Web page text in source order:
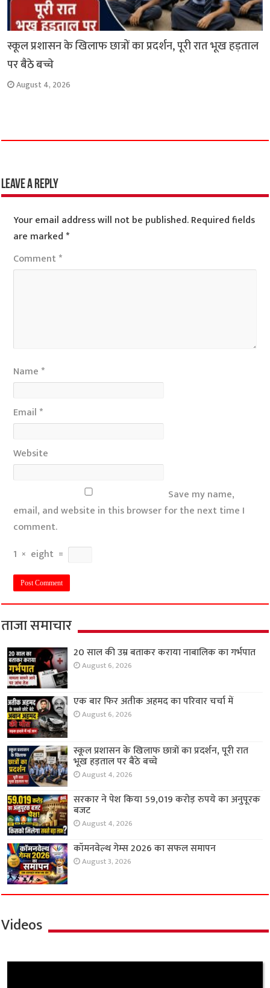
स्कूल प्रशासन के खिलाफ छात्रों का प्रदर्शन, पूरी रात भूख हड़ताल
पर बैठे बच्चे
August 4, 2026
Leave a Reply
Your email address will not be published.Required fields
are marked*
Comment*
Name *
Email *
Website
Save my name,
email, and website in this browser for the next time I
comment.
1 × eight =
ताजा समाचार
20 साल की उम्र बताकर कराया नाबालिक का गर्भपात
August 6, 2026
एक बार फिर अतीक अहमद का परिवार चर्चा में
August 6, 2026
स्कूल प्रशासन के खिलाफ छात्रों का प्रदर्शन, पूरी रात
भूख हड़ताल पर बैठे बच्चे
August 4, 2026
सरकार ने पेश किया 59,019 करोड़ रुपये का अनुपूरक
बजट
August 4, 2026
कॉमनवेल्थ गेम्स 2026 का सफल समापन
August 3, 2026
Videos